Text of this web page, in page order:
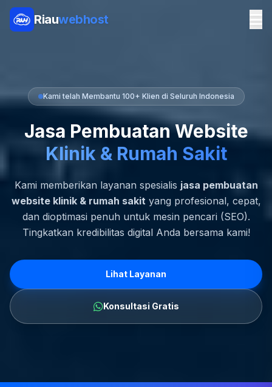
Riauwebhost
Kami telah Membantu 100+ Klien di Seluruh Indonesia
Jasa Pembuatan Website
Klinik & Rumah Sakit
Kami memberikan layanan spesialis jasa pembuatan
website klinik & rumah sakityang profesional, cepat,
dan dioptimasi penuh untuk mesin pencari (SEO).
Tingkatkan kredibilitas digital Anda bersama kami!
Lihat Layanan
Konsultasi Gratis